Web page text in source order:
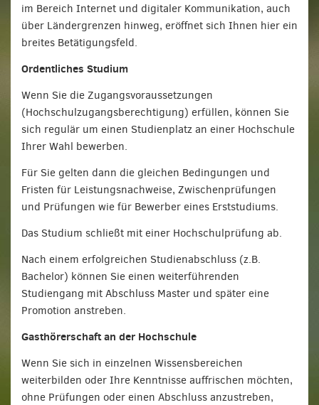
im Bereich Internet und digitaler Kommunikation, auch
über Ländergrenzen hinweg, eröffnet sich Ihnen hier ein
breites Betätigungsfeld.
Ordentliches Studium
Wenn Sie die Zugangsvoraussetzungen
(Hochschulzugangsberechtigung) erfüllen, können Sie
sich regulär um einen Studienplatz an einer Hochschule
Ihrer Wahl bewerben.
Für Sie gelten dann die gleichen Bedingungen und
Fristen für Leistungsnachweise, Zwischenprüfungen
und Prüfungen wie für Bewerber eines Erststudiums.
Das Studium schließt mit einer Hochschulprüfung ab.
Nach einem erfolgreichen Studienabschluss (z.B.
Bachelor) können Sie einen weiterführenden
Studiengang mit Abschluss Master und später eine
Promotion anstreben.
Gasthörerschaft an der Hochschule
Wenn Sie sich in einzelnen Wissensbereichen
weiterbilden oder Ihre Kenntnisse auffrischen möchten,
ohne Prüfungen oder einen Abschluss anzustreben,